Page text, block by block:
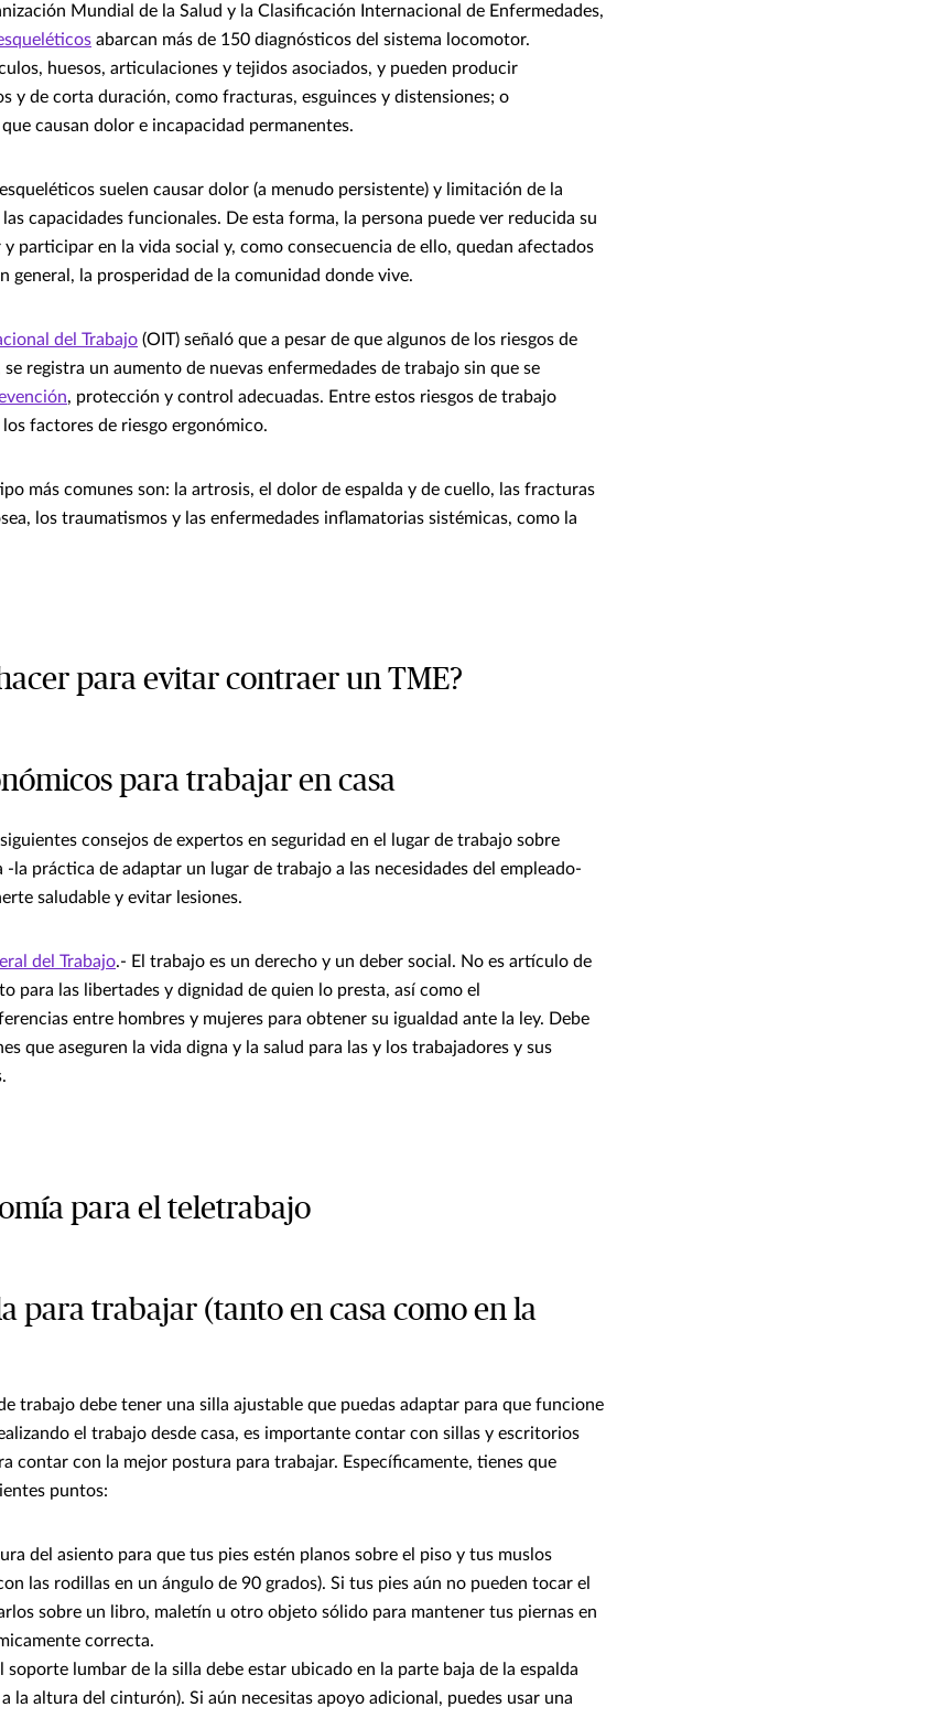
Mundial de la Salud y la Clasificación Internacional de Enfermedades,
abarcan más de 150 diagnósticos del sistema locomotor.
huesos, articulaciones y tejidos asociados, y pueden producir
y de corta duración, como fracturas, esguinces y distensiones; o
causan dolor e incapacidad permanentes.
suelen causar dolor (a menudo persistente) y limitación de la
capacidades funcionales. De esta forma, la persona puede ver reducida su
participar en la vida social y, como consecuencia de ello, quedan afectados
general, la prosperidad de la comunidad donde vive.
del Trabajo (OIT) señaló que a pesar de que algunos de los riesgos de
registra un aumento de nuevas enfermedades de trabajo sin que se
, protección y control adecuadas. Entre estos riesgos de trabajo
factores de riesgo ergonómico.
más comunes son: la artrosis, el dolor de espalda y de cuello, las fracturas
los traumatismos y las enfermedades inflamatorias sistémicas, como la
para evitar contraer un TME?
para trabajar en casa
consejos de expertos en seguridad en el lugar de trabajo sobre
-la práctica de adaptar un lugar de trabajo a las necesidades del empleado-
saludable y evitar lesiones.
del Trabajo.- El trabajo es un derecho y un deber social. No es artículo de
para las libertades y dignidad de quien lo presta, así como el
entre hombres y mujeres para obtener su igualdad ante la ley. Debe
que aseguren la vida digna y la salud para las y los trabajadores y sus
para el teletrabajo
para trabajar (tanto en casa como en la
trabajo debe tener una silla ajustable que puedas adaptar para que funcione
el trabajo desde casa, es importante contar con sillas y escritorios
contar con la mejor postura para trabajar. Específicamente, tienes que
puntos:
del asiento para que tus pies estén planos sobre el piso y tus muslos
las rodillas en un ángulo de 90 grados). Si tus pies aún no pueden tocar el
sobre un libro, maletín u otro objeto sólido para mantener tus piernas en
correcta.
soporte lumbar de la silla debe estar ubicado en la parte baja de la espalda
la altura del cinturón). Si aún necesitas apoyo adicional, puedes usar una